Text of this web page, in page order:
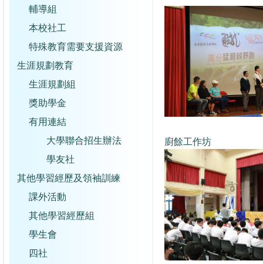
輔導組
本校社工
特殊教育需要支援資源
生涯規劃教育
生涯規劃組
獎助學金
有用連結
大學聯合招生辦法
學友社
其他學習經歷及領袖訓練
課外活動
其他學習經歷組
學生會
四社
廚餘工作坊